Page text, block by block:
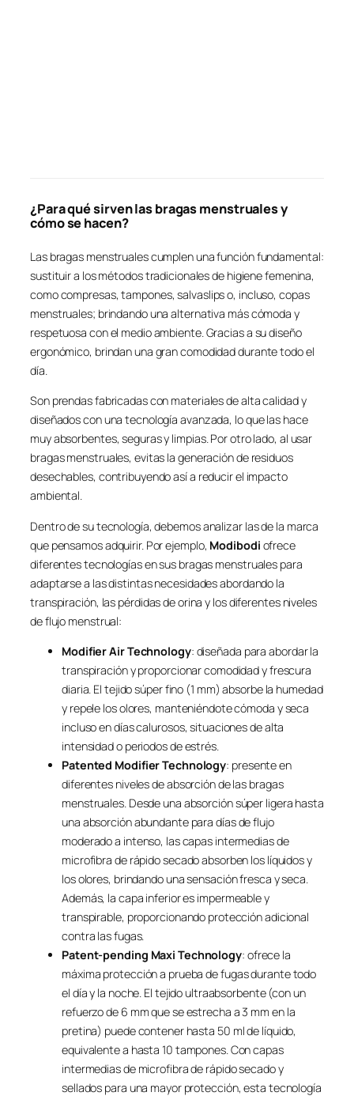
¿Para qué sirven las bragas menstruales y
cómo se hacen?
Las bragas menstruales cumplen una función fundamental:
sustituir a los métodos tradicionales de higiene femenina,
como compresas, tampones, salvaslips o, incluso, copas
menstruales; brindando una alternativa más cómoda y
respetuosa con el medio ambiente. Gracias a su diseño
ergonómico, brindan una gran comodidad durante todo el
día.
Son prendas fabricadas con materiales de alta calidad y
diseñados con una tecnología avanzada, lo que las hace
muy absorbentes, seguras y limpias. Por otro lado, al usar
bragas menstruales, evitas la generación de residuos
desechables, contribuyendo así a reducir el impacto
ambiental.
Dentro de su tecnología, debemos analizar las de la marca
que pensamos adquirir. Por ejemplo, Modibodi ofrece
diferentes tecnologías en sus bragas menstruales para
adaptarse a las distintas necesidades abordando la
transpiración, las pérdidas de orina y los diferentes niveles
de flujo menstrual:
Modifier Air Technology: diseñada para abordar la
transpiración y proporcionar comodidad y frescura
diaria. El tejido súper fino (1 mm) absorbe la humedad
y repele los olores, manteniéndote cómoda y seca
incluso en días calurosos, situaciones de alta
intensidad o periodos de estrés.
Patented Modifier Technology: presente en
diferentes niveles de absorción de las bragas
menstruales. Desde una absorción súper ligera hasta
una absorción abundante para días de flujo
moderado a intenso, las capas intermedias de
microfibra de rápido secado absorben los líquidos y
los olores, brindando una sensación fresca y seca.
Además, la capa inferior es impermeable y
transpirable, proporcionando protección adicional
contra las fugas.
Patent-pending Maxi Technology: ofrece la
máxima protección a prueba de fugas durante todo
el día y la noche. El tejido ultraabsorbente (con un
refuerzo de 6 mm que se estrecha a 3 mm en la
pretina) puede contener hasta 50 ml de líquido,
equivalente a hasta 10 tampones. Con capas
intermedias de microfibra de rápido secado y
sellados para una mayor protección, esta tecnología